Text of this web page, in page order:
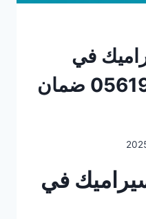
في
الفجيرة 0561986146 ضمان
في